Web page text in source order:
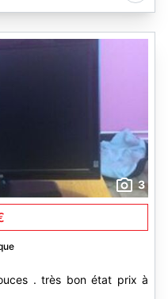
3
. très bon état prix à